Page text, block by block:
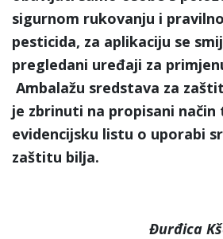
sigurnom rukovanju i
pesticida, za aplikaciju se
pregledani uređaji za
Ambalažu sredstava za
je zbrinuti na propisani
evidencijsku listu o uporabi
zaštitu bilja.
Đurđica